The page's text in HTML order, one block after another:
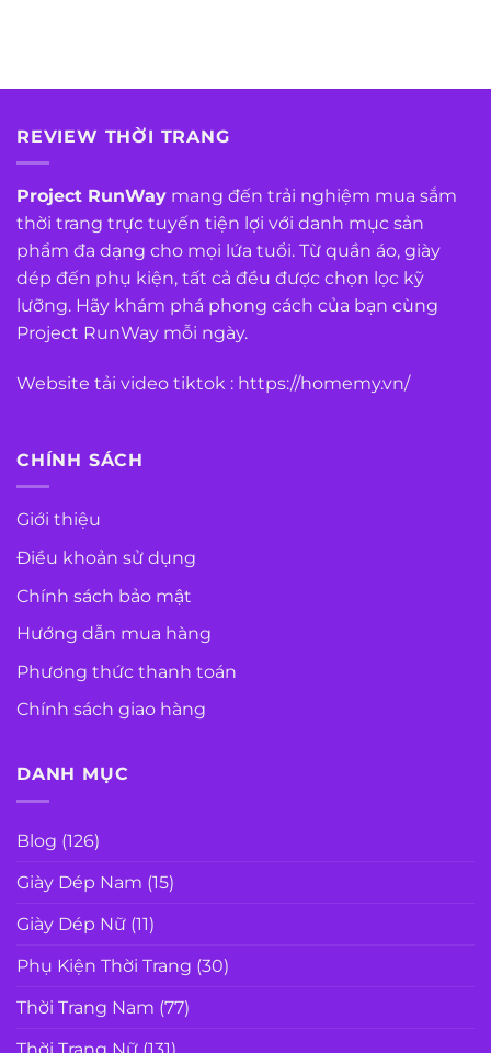
REVIEW THỜI TRANG
Project RunWay mang đến trải nghiệm mua sắm
thời trang trực tuyến tiện lợi với danh mục sản
phẩm đa dạng cho mọi lứa tuổi. Từ quần áo, giày
dép đến phụ kiện, tất cả đều được chọn lọc kỹ
lưỡng. Hãy khám phá phong cách của bạn cùng
Project RunWay mỗi ngày.
Website tải video tiktok : https://homemy.vn/
CHÍNH SÁCH
Giới thiệu
Điều khoản sử dụng
Chính sách bảo mật
Hướng dẫn mua hàng
Phương thức thanh toán
Chính sách giao hàng
DANH MỤC
Blog (126)
Giày Dép Nam (15)
Giày Dép Nữ (11)
Phụ Kiện Thời Trang (30)
Thời Trang Nam (77)
Thời Trang Nữ (131)